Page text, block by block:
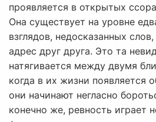
проявляется в открытых
Она существует на уровне
взглядов, недосказанных
адрес друг друга. Это та
натягивается между двумя
когда в их жизни появляется
они начинают негласно
конечно же, ревность играет